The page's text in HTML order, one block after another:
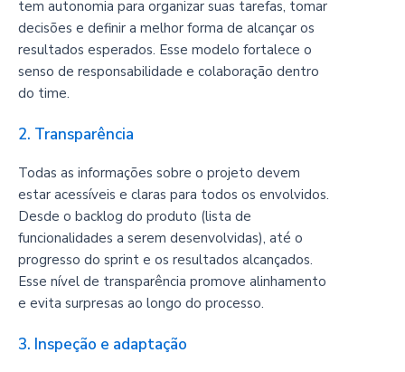
tem autonomia para organizar suas tarefas, tomar
decisões e definir a melhor forma de alcançar os
resultados esperados. Esse modelo fortalece o
senso de responsabilidade e colaboração dentro
do time.
2. Transparência
Todas as informações sobre o projeto devem
estar acessíveis e claras para todos os envolvidos.
Desde o backlog do produto (lista de
funcionalidades a serem desenvolvidas), até o
progresso do sprint e os resultados alcançados.
Esse nível de transparência promove alinhamento
e evita surpresas ao longo do processo.
3. Inspeção e adaptação